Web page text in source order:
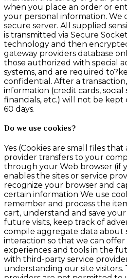
when you place an order or
your personal information. We
secure server. All supplied
is transmitted via Secure Socket
technology and then
gateway providers database
those authorized with special
systems, and are required
confidential. After a
information (credit cards,
financials, etc.) will not be
60 days.
Do we use cookies?
Yes (Cookies are small files that
provider transfers to your
through your Web browser (if
enables the sites or service
recognize your browser and
certain information We use
remember and process the
cart, understand and save
future visits, keep track of
compile aggregate data about
interaction so that we can
experiences and tools in the
with third-party service
understanding our site visitors.